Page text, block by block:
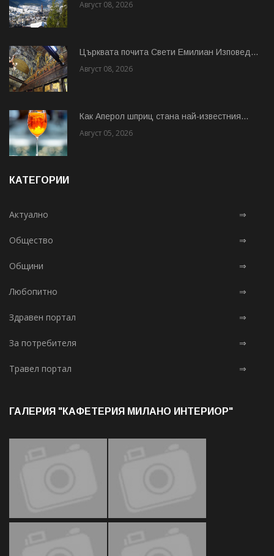
Август 08, 2026
Църквата почита Свeти Емилиан Изповед...
Август 08, 2026
Как Аперол шприц стана най-известния...
Август 05, 2026
КАТЕГОРИИ
Актуално ⇒
Общество ⇒
Общини ⇒
Любопитно ⇒
Здравен портал ⇒
За потребителя ⇒
Травел портал ⇒
ГАЛЕРИЯ "КАФЕТЕРИЯ МИЛАНО ИНТЕРИОР"